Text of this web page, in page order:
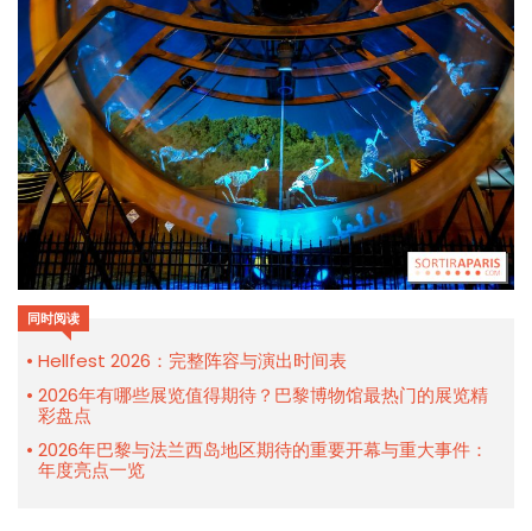
同时阅读
Hellfest 2026：完整阵容与演出时间表
2026年有哪些展览值得期待？巴黎博物馆最热门的展览精
彩盘点
2026年巴黎与法兰西岛地区期待的重要开幕与重大事件：
年度亮点一览